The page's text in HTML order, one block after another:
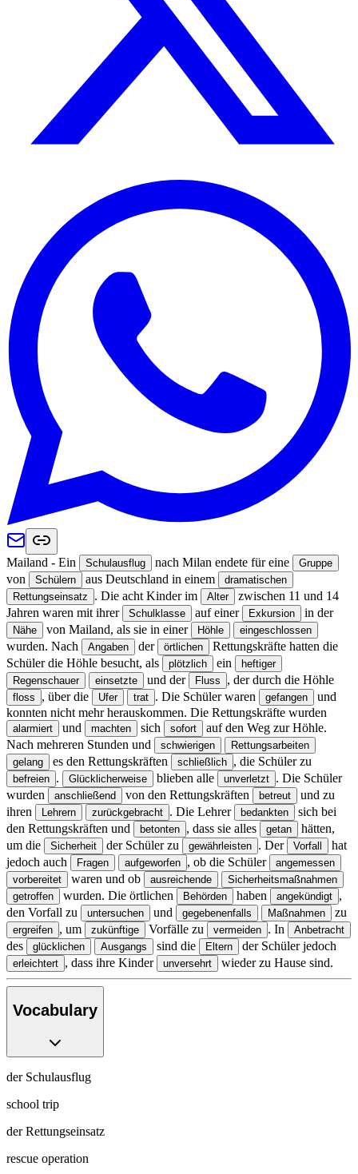
Mailand - Ein Schulausflug nach Milan endete für eine Gruppe
von Schülern aus Deutschland in einem
dramatischen
Rettungseinsatz
. Die acht Kinder im Alter
zwischen 11 und 14
Jahren waren mit ihrer
Schulklasse auf einer Exkursion in der
Nähe von Mailand, als sie in einer Höhle eingeschlossen
wurden. Nach Angaben der örtlichen
Rettungskräfte hatten die
Schüler die Höhle besucht, als
plötzlich ein
heftiger
Regenschauer
einsetzte und der Fluss , der durch die Höhle
floss , über die Ufer trat . Die Schüler waren gefangen
und
konnten nicht mehr herauskommen. Die Rettungskräfte wurden
alarmiert und machten sich sofort
auf den Weg zur Höhle.
Nach mehreren Stunden und
schwierigen
Rettungsarbeiten
gelang
es den Rettungskräften schließlich , die Schüler zu
befreien . Glücklicherweise blieben alle unverletzt . Die Schüler
wurden
anschließend von den Rettungskräften betreut
und zu
ihren
Lehrern zurückgebracht . Die Lehrer bedankten
sich bei
den Rettungskräften und
betonten , dass sie alles getan
hätten,
um die
Sicherheit der Schüler zu gewährleisten . Der Vorfall
hat
jedoch auch
Fragen aufgeworfen , ob die Schüler
angemessen
vorbereitet
waren und ob ausreichende
Sicherheitsmaßnahmen
getroffen
wurden. Die örtlichen Behörden haben angekündigt ,
den Vorfall zu
untersuchen und gegebenenfalls Maßnahmen zu
ergreifen , um zukünftige Vorfälle zu vermeiden . In Anbetracht
des glücklichen Ausgangs sind die Eltern der Schüler jedoch
erleichtert , dass ihre Kinder unversehrt wieder zu Hause sind.
Vocabulary
der Schulausflug
school trip
der Rettungseinsatz
rescue operation